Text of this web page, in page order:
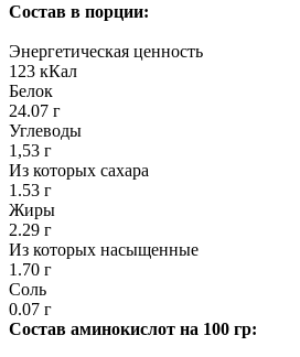
Состав в порции:
Энергетическая ценность
123 кКал
Белок
24.07 г
Углеводы
1,53 г
Из которых сахара
1.53 г
Жиры
2.29 г
Из которых насыщенные
1.70 г
Соль
0.07 г
Состав аминокислот на 100 гр: